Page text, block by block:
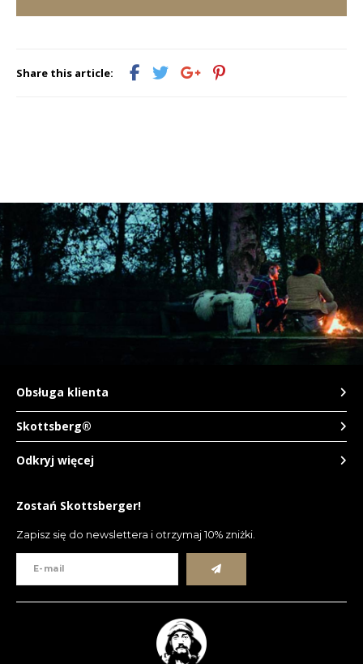
Share this article:
Skottsberg®
Obsługa klienta
Odkryj więcej
Zostań Skottsberger!
Zapisz się do newslettera i otrzymaj 10% zniżki.